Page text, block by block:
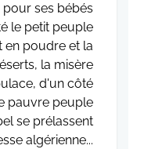
ses bébés
le petit peuple
en poudre et la
la misère
d'un côté
pauvre peuple
se prélassent
algérienne...